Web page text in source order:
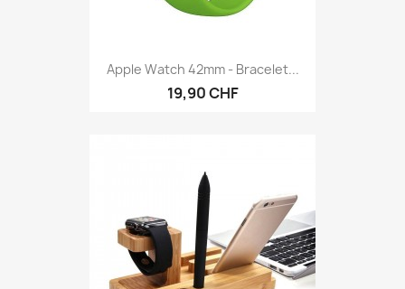
Apple Watch 42mm - Bracelet...
19,90 CHF